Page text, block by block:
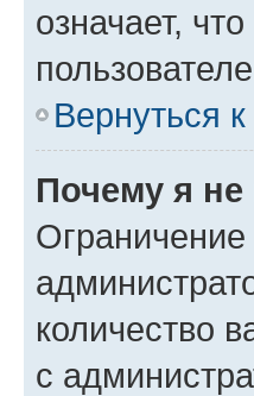
означает,
Вернуться
Почему я не
Ограничение
количество
с